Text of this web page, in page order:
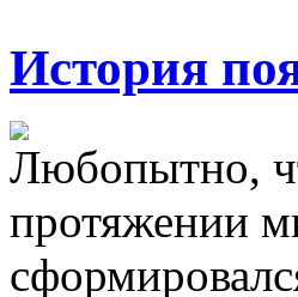
История
Любопытно,
протяжении